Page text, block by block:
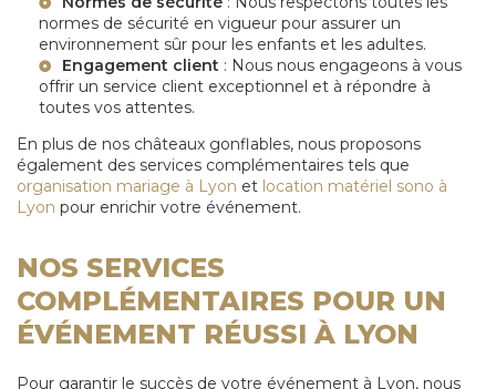
normes de sécurité en vigueur pour assurer un
environnement sûr pour les enfants et les adultes.
Engagement client : Nous nous engageons à vous
offrir un service client exceptionnel et à répondre à
toutes vos attentes.
En plus de nos châteaux gonflables, nous proposons
également des services complémentaires tels que
organisation mariage à Lyon et location matériel sono à
Lyon pour enrichir votre événement.
NOS SERVICES
COMPLÉMENTAIRES POUR UN
ÉVÉNEMENT RÉUSSI À LYON
Pour garantir le succès de votre événement à Lyon, nous